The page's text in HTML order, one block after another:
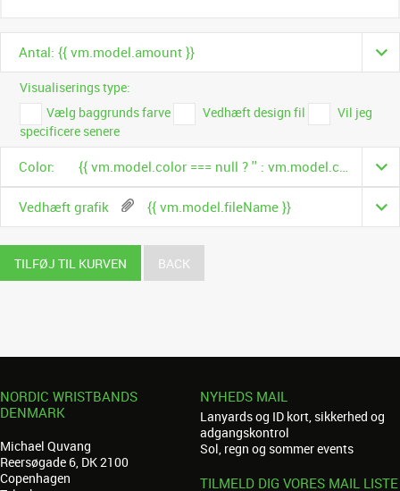
Antal: {{ vm.model.amount }}
Visualiserings type:
Vælg baggrunds farve
Vedhæft design fil
Vil jeg
specificere senere
Color: {{ vm.model.color === null ? '' : vm.model.color.name }}
Vedhæft grafik {{ vm.model.fileName }}
TILFØJ TIL KURVEN BACK
NORDIC WRISTBANDS
DENMARK
Michael Quvang
Reersøgade 6, DK 2100
Copenhagen
NYHEDS MAIL
Lanyards og ID kort, sikkerhed og
adgangskontrol
Sol, regn og sommer events
TILMELD DIG VORES MAIL LISTE